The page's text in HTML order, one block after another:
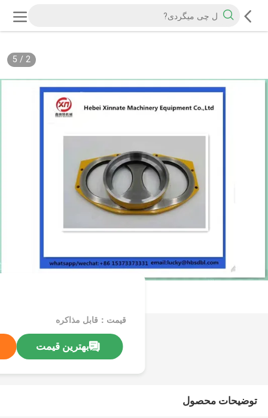
2
/
5
قیمت：قابل مذاکره
بهترین قیمت
توضیحات محصول